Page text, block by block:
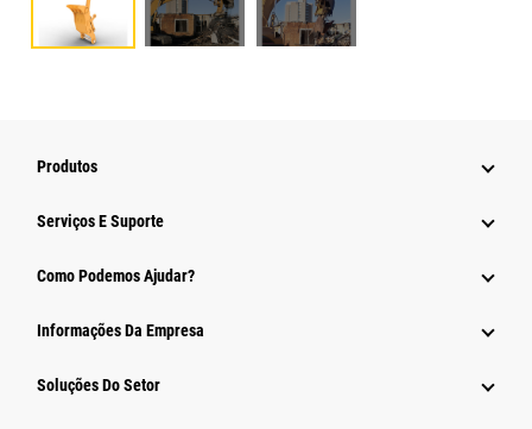
Produtos
Serviços E Suporte
Como Podemos Ajudar?
Informações Da Empresa
Soluções Do Setor